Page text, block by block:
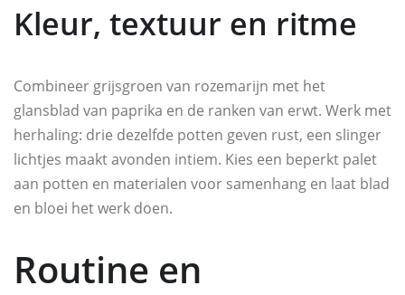
Kleur, textuur en ritme
Combineer grijsgroen van rozemarijn met het
glansblad van paprika en de ranken van erwt. Werk met
herhaling: drie dezelfde potten geven rust, een slinger
lichtjes maakt avonden intiem. Kies een beperkt palet
aan potten en materialen voor samenhang en laat blad
en bloei het werk doen.
Routine en